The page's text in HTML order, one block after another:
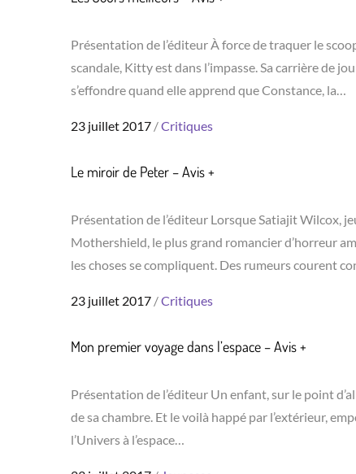
Présentation de l’éditeur À force de traquer le
scandale, Kitty est dans l’impasse. Sa carrière de
s’effondre quand elle apprend que Constance, la…
Posted
23 juillet 2017 Critiques
Le miroir de Peter – Avis +
Présentation de l’éditeur Lorsque Satiajit Wilcox,
Mothershield, le plus grand romancier d’horreur
les choses se compliquent. Des rumeurs courent
Posted
23 juillet 2017 Critiques
Mon premier voyage dans l’espace – Avis +
Présentation de l’éditeur Un enfant, sur le point
de sa chambre. Et le voilà happé par l’extérieur,
l’Univers à l’espace…